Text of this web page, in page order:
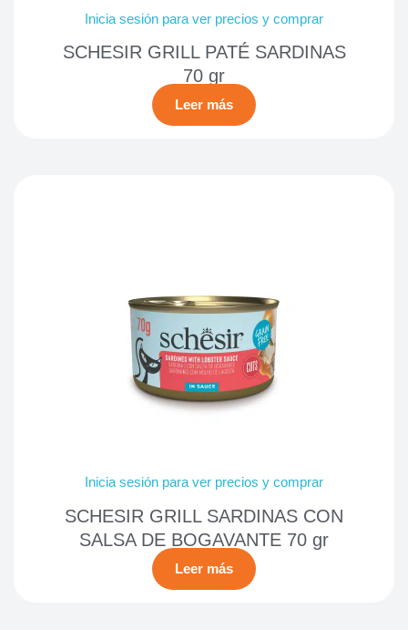
Inicia sesión para ver precios y comprar
SCHESIR GRILL PATÉ SARDINAS
70 gr
Leer más
Inicia sesión para ver precios y comprar
SCHESIR GRILL SARDINAS CON
SALSA DE BOGAVANTE 70 gr
Leer más